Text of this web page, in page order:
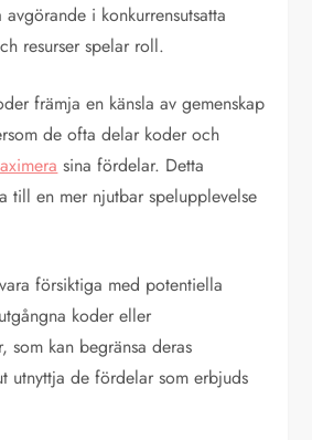
i konkurrensutsatta
resurser spelar roll.
främja en känsla av gemenskap
de ofta delar koder och
sina fördelar. Detta
till en mer njutbar spelupplevelse
försiktiga med potentiella
koder eller
som kan begränsa deras
utnyttja de fördelar som erbjuds